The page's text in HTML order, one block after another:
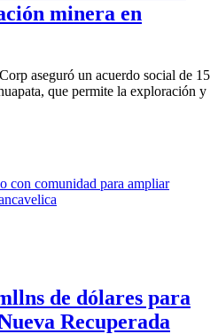
minera en
aseguró un acuerdo social de 15
que permite la exploración y
de dólares para
Recuperada